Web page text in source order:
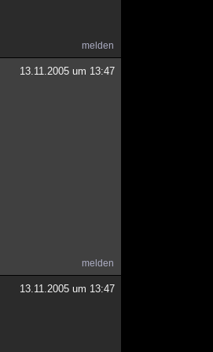
melden
13.11.2005 um 13:47
melden
13.11.2005 um 13:47